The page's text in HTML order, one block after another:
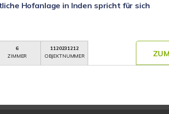
Hofanlage in Inden spricht für sich
6
ZIMMER
1120231212
OBJEKTNUMMER